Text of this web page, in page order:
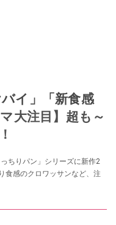
イ」「新食感
大注目】超も～
ちりパン」シリーズに新作2
食感のクロワッサンなど、注